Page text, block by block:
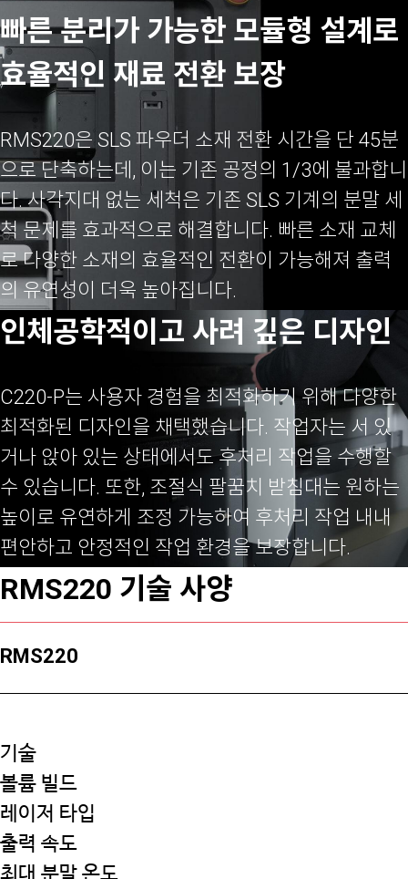
빠른 분리가 가능한 모듈형 설계로
효율적인 재료 전환 보장
RMS220은 SLS 파우더 소재 전환 시간을 단 45분
으로 단축하는데, 이는 기존 공정의 1/3에 불과합니
다. 사각지대 없는 세척은 기존 SLS 기계의 분말 세
척 문제를 효과적으로 해결합니다. 빠른 소재 교체
로 다양한 소재의 효율적인 전환이 가능해져 출력
의 유연성이 더욱 높아집니다.
인체공학적이고 사려 깊은 디자인
C220-P는 사용자 경험을 최적화하기 위해 다양한
최적화된 디자인을 채택했습니다. 작업자는 서 있
거나 앉아 있는 상태에서도 후처리 작업을 수행할
수 있습니다. 또한, 조절식 팔꿈치 받침대는 원하는
높이로 유연하게 조정 가능하여 후처리 작업 내내
편안하고 안정적인 작업 환경을 보장합니다.
RMS220 기술 사양
RMS220
기술
볼륨 빌드
레이저 타입
출력 속도
최대 분말 온도